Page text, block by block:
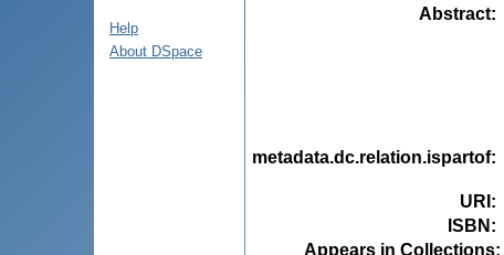
Help
About DSpace
Abstract:
metadata.dc.relation.ispartof:
URI :
ISBN :
Appears in Collections: